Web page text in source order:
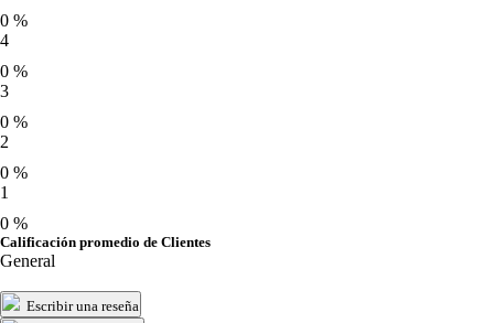
0 %
4
0 %
3
0 %
2
0 %
1
0 %
Calificación promedio de Clientes
General
Escribir una reseña